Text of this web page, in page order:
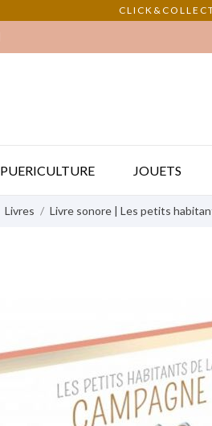
PUERICULTURE JOUETS
Livres Livre sonore | Les petits